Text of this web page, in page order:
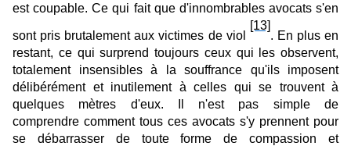
est coupable. Ce qui fait que d'innombrables avocats s'en
sont pris brutalement aux victimes de viol
[13]
. En plus en
restant, ce qui surprend toujours ceux qui les observent,
totalement insensibles à la souffrance qu'ils imposent
délibérément et inutilement à celles qui se trouvent à
quelques mètres d'eux. Il n'est pas simple de
comprendre comment tous ces avocats s'y prennent pour
se débarrasser de toute forme de compassion et